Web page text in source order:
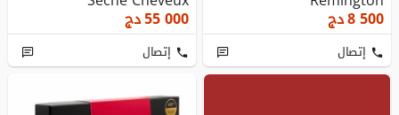
8 500دج
إتصال
55 000دج
إتصال